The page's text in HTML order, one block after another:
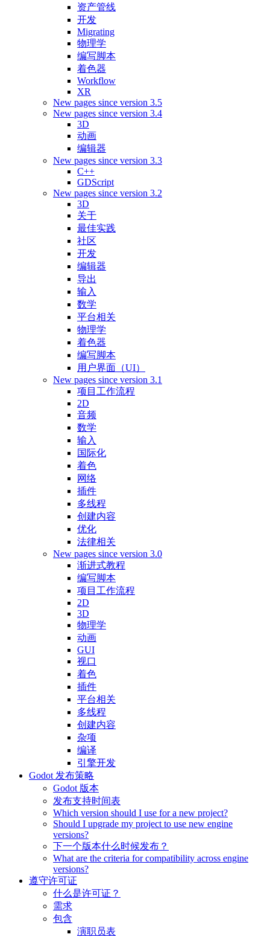
资产管线
开发
Migrating
物理学
编写脚本
着色器
Workflow
XR
New pages since version 3.5
New pages since version 3.4
3D
动画
编辑器
New pages since version 3.3
C++
GDScript
New pages since version 3.2
3D
关于
最佳实践
社区
开发
编辑器
导出
输入
数学
平台相关
物理学
着色器
编写脚本
用户界面（UI）
New pages since version 3.1
项目工作流程
2D
音频
数学
输入
国际化
着色
网络
插件
多线程
创建内容
优化
法律相关
New pages since version 3.0
渐进式教程
编写脚本
项目工作流程
2D
3D
物理学
动画
GUI
视口
着色
插件
平台相关
多线程
创建内容
杂项
编译
引擎开发
Godot 发布策略
Godot 版本
发布支持时间表
Which version should I use for a new project?
Should I upgrade my project to use new engine
versions?
下一个版本什么时候发布？
What are the criteria for compatibility across engine
versions?
遵守许可证
什么是许可证？
需求
包含
演职员表